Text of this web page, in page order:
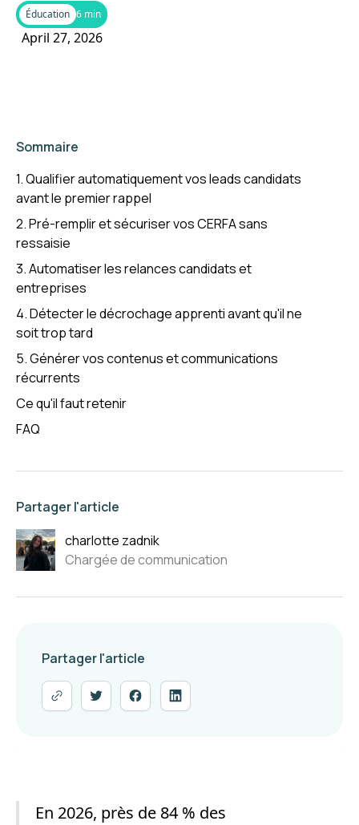
Éducation 6 min
April 27, 2026
Sommaire
1. Qualifier automatiquement vos leads candidats
avant le premier rappel
2. Pré-remplir et sécuriser vos CERFA sans
ressaisie
3. Automatiser les relances candidats et
entreprises
4. Détecter le décrochage apprenti avant qu'il ne
soit trop tard
5. Générer vos contenus et communications
récurrents
Ce qu'il faut retenir
FAQ
Partager l'article
charlotte zadnik
Chargée de communication
Partager l'article
En 2026, près de 84 % des